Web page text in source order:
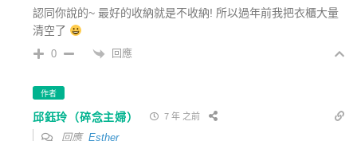
認同你說的~ 最好的收納就是不收納! 所以過年前我把衣櫃大量
清空了
0 回應
作者
邱鈺玲（碎念主婦） 7 年 之前
回應 Esther